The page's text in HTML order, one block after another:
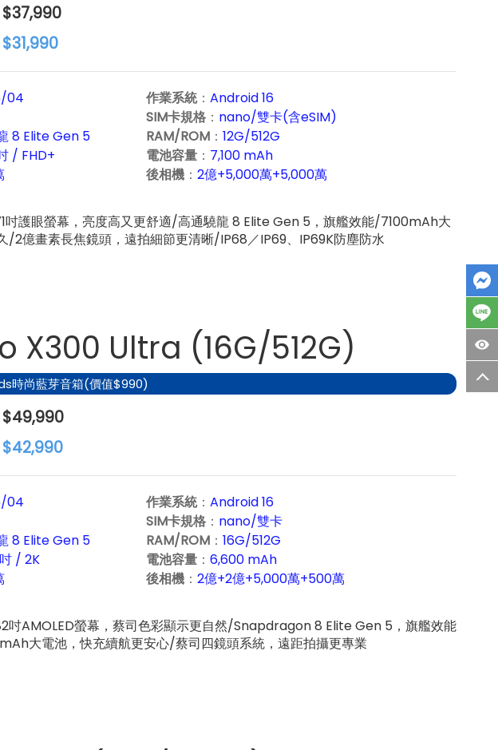
原
廠
建
議
售
$37,990
門
破
盤
價：
$31,990
04 作業系統： Android 16
SIM卡規格： nano/雙卡(含eSIM)
8 Elite Gen 5 RAM/ROM： 12G/512G
/ FHD+ 電池容量： 7,100 mAh
後相機： 2億+5,000萬+5,000萬
吋護眼螢幕，亮度高又更舒適/高通驍龍 8 Elite Gen 5，旗艦效能/7100mAh大
/2億畫素長焦鏡頭，遠拍細節更清晰/IP68／IP69、IP69K防塵防水
X300 Ultra (16G/512G)
時尚藍芽音箱(價值$990)
原
廠
建
售
$49,990
門
破
盤
價：
$42,990
04 作業系統： Android 16
SIM卡規格： nano/雙卡
8 Elite Gen 5 RAM/ROM： 16G/512G
/ 2K 電池容量： 6,600 mAh
後相機： 2億+2億+5,000萬+500萬
吋AMOLED螢幕，蔡司色彩顯示更自然/Snapdragon 8 Elite Gen 5，旗艦效能
大電池，快充續航更安心/蔡司四鏡頭系統，遠距拍攝更專業